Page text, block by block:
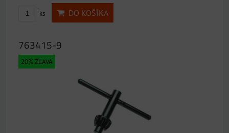
ks DO KOŠÍKA
763415-9
20% ZĽAVA